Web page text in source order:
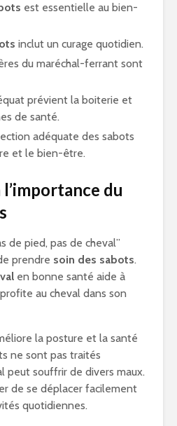
est essentielle au bien-
inclut un curage quotidien.
du maréchal-ferrant sont
prévient la boiterie et
de santé.
adéquate des sabots
et le bien-être.
du
de pied, pas de cheval”
prendre soin des sabots.
en bonne santé aide à
au cheval dans son
la posture et la santé
ne sont pas traités
peut souffrir de divers maux.
de se déplacer facilement
quotidiennes.